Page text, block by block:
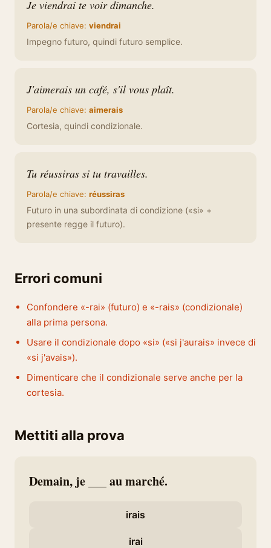
Je viendrai te voir dimanche.
Parola/e chiave: viendrai
Impegno futuro, quindi futuro semplice.
J'aimerais un café, s'il vous plaît.
Parola/e chiave: aimerais
Cortesia, quindi condizionale.
Tu réussiras si tu travailles.
Parola/e chiave: réussiras
Futuro in una subordinata di condizione («si» +
presente regge il futuro).
Errori comuni
Confondere «-rai» (futuro) e «-rais» (condizionale)
alla prima persona.
Usare il condizionale dopo «si» («si j'aurais» invece di
«si j'avais»).
Dimenticare che il condizionale serve anche per la
cortesia.
Mettiti alla prova
Demain, je ___ au marché.
irais
irai